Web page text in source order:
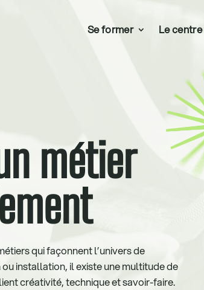
Se former Le centre
métier
qui façonnent l’univers de
installation, il existe une multitude de
créativité, technique et savoir-faire.